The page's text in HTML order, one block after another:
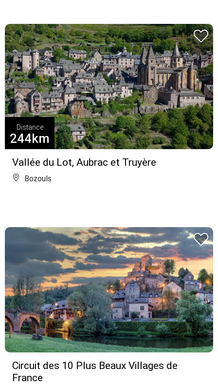
Vallée du Lot, Aubrac et Truyère
Distance
244km
Bozouls
Circuit des 10 Plus Beaux Villages de
France